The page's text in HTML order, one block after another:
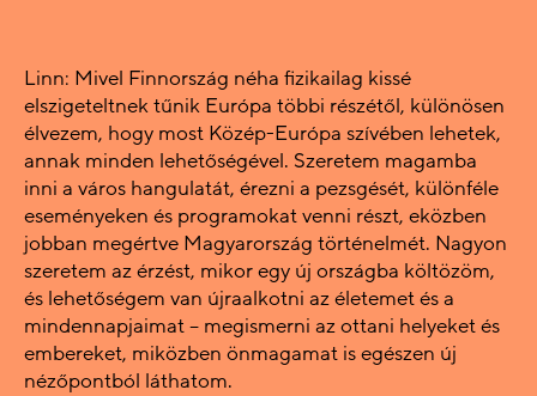
Linn: Mivel Finnország néha fizikailag kissé
elszigeteltnek tűnik Európa többi részétől, különösen
élvezem, hogy most Közép-Európa szívében lehetek,
annak minden lehetőségével. Szeretem magamba
inni a város hangulatát, érezni a pezsgését, különféle
eseményeken és programokat venni részt, eközben
jobban megértve Magyarország történelmét. Nagyon
szeretem az érzést, mikor egy új országba költözöm,
és lehetőségem van újraalkotni az életemet és a
mindennapjaimat – megismerni az ottani helyeket és
embereket, miközben önmagamat is egészen új
nézőpontból láthatom.